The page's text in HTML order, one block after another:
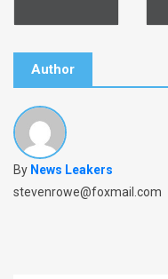
o
k
Author
By News Leakers
stevenrowe@foxmail.com